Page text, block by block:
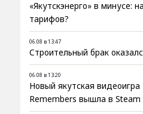
«Якутскэнерго» в минусе:
тарифов?
06.08 в 13:47
Строительный брак
06.08 в 13:20
Новый якутская видеоигра
Remembers вышла в Steam